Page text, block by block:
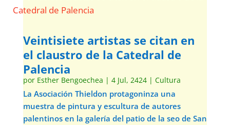
Veintisiete artistas se citan en
el claustro de la Catedral de
Palencia
por Esther Bengoechea | 4 Jul, 2424| Cultura
La Asociación Thieldon protagoninza una
muestra de pintura y escultura de autores
palentinos en la galería del patio de la seo de San